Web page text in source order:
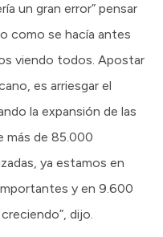
un gran error” pensar
como se hacía antes
viendo todos. Apostar
es arriesgar el
la expansión de las
más de 85.000
ya estamos en
y en 9.600
dijo.